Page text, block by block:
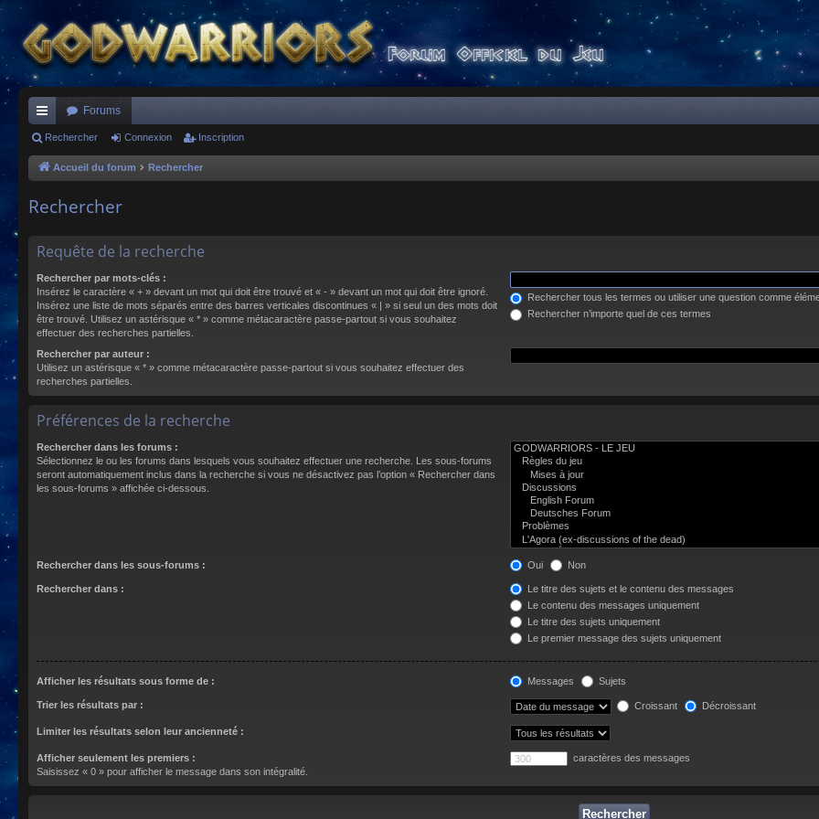
ac
co
s
Forums
Rechercher Connexion Inscription
Accueil du forum Rechercher
Rechercher
Requête de la recherche
Rechercher par mots-clés :
Insérez le caractère « + » devant un mot qui doit être trouvé et « - » devant un mot qui doit être ignoré.
Insérez une liste de mots séparés entre des barres verticales discontinues « | » si seul un des mots doit
être trouvé. Utilisez un astérisque « * » comme métacaractère passe-partout si vous souhaitez
effectuer des recherches partielles.
Rechercher tous les termes ou utiliser une question comme
Rechercher n’importe quel de ces termes
Rechercher par auteur :
Utilisez un astérisque « * » comme métacaractère passe-partout si vous souhaitez effectuer des
recherches partielles.
Préférences de la recherche
Rechercher dans les forums :
Sélectionnez le ou les forums dans lesquels vous souhaitez effectuer une recherche. Les sous-forums
seront automatiquement inclus dans la recherche si vous ne désactivez pas l’option « Rechercher dans
les sous-forums » affichée ci-dessous.
Rechercher dans les sous-forums : Oui Non
Rechercher dans :
Le titre des sujets et le contenu des messages
Le contenu des messages uniquement
Le titre des sujets uniquement
Le premier message des sujets uniquement
Afficher les résultats sous forme de : Messages Sujets
Trier les résultats par : Croissant Décroissant
Limiter les résultats selon leur ancienneté :
Afficher seulement les premiers :
Saisissez « 0 » pour afficher le message dans son intégralité.
caractères des messages